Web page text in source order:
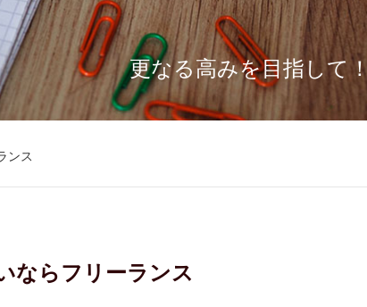
更なる高みを目指して！
ンス
ならフリーランス